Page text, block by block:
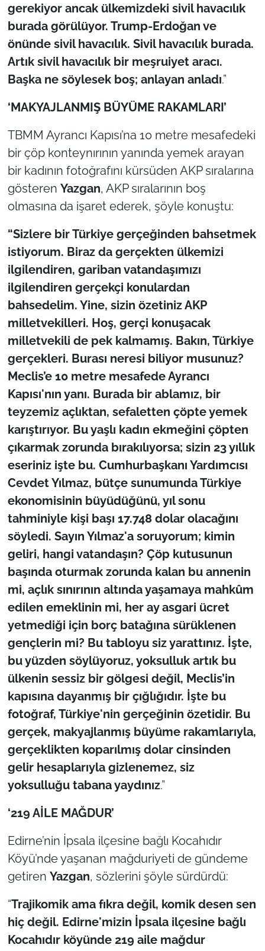
gerekiyor ancak ülkemizdeki sivil havacılık
burada görülüyor. Trump-Erdoğan ve
önünde sivil havacılık. Sivil havacılık burada.
Artık sivil havacılık bir meşruiyet aracı.
Başka ne söylesek boş; anlayan anladı.”
‘MAKYAJLANMIŞ BÜYÜME RAKAMLARI’
TBMM Ayrancı Kapısı’na 10 metre mesafedeki
bir çöp konteynırının yanında yemek arayan
bir kadının fotoğrafını kürsüden AKP sıralarına
gösteren Yazgan, AKP sıralarının boş
olmasına da işaret ederek, şöyle konuştu:
“Sizlere bir Türkiye gerçeğinden bahsetmek
istiyorum. Biraz da gerçekten ülkemizi
ilgilendiren, gariban vatandaşımızı
ilgilendiren gerçekçi konulardan
bahsedelim. Yine, sizin özetiniz AKP
milletvekilleri. Hoş, gerçi konuşacak
milletvekili de pek kalmamış. Bakın, Türkiye
gerçekleri. Burası neresi biliyor musunuz?
Meclis’e 10 metre mesafede Ayrancı
Kapısı'nın yanı. Burada bir ablamız, bir
teyzemiz açlıktan, sefaletten çöpte yemek
karıştırıyor. Bu yaşlı kadın ekmeğini çöpten
çıkarmak zorunda bırakılıyorsa; sizin 23 yıllık
eseriniz işte bu. Cumhurbaşkanı Yardımcısı
Cevdet Yılmaz, bütçe sunumunda Türkiye
ekonomisinin büyüdüğünü, yıl sonu
tahminiyle kişi başı 17.748 dolar olacağını
söyledi. Sayın Yılmaz'a soruyorum; kimin
geliri, hangi vatandaşın? Çöp kutusunun
başında oturmak zorunda kalan bu annenin
mi, açlık sınırının altında yaşamaya mahkûm
edilen emeklinin mi, her ay asgari ücret
yetmediği için borç batağına sürüklenen
gençlerin mi? Bu tabloyu siz yarattınız. İşte,
bu yüzden söylüyoruz, yoksulluk artık bu
ülkenin sessiz bir gölgesi değil, Meclis’in
kapısına dayanmış bir çığlığıdır. İşte bu
fotoğraf, Türkiye'nin gerçeğinin özetidir. Bu
gerçek, makyajlanmış büyüme rakamlarıyla,
gerçeklikten koparılmış dolar cinsinden
gelir hesaplarıyla gizlenemez, siz
yoksulluğu tabana yaydınız.”
‘219 AİLE MAĞDUR’
Edirne’nin İpsala ilçesine bağlı Kocahıdır
Köyü’nde yaşanan mağduriyeti de gündeme
getiren Yazgan, sözlerini şöyle sürdürdü:
“Trajikomik ama fıkra değil, komik desen sen
hiç değil. Edirne'mizin İpsala ilçesine bağlı
Kocahıdır köyünde 219 aile mağdur
Finans
Genel-A
Gündem-Eğitim